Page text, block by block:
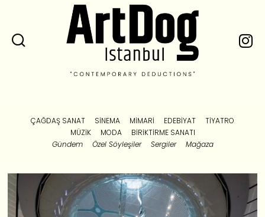
ÇAĞDAŞ SANAT SINEMA MIMARI EDEBIYAT
TIYATRO
MÜZIK
MODA
BIRIKTIRME SANATI
Gündem
Özel Söyleşiler Sergiler Mağaza